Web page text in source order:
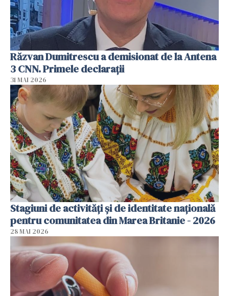
Răzvan Dumitrescu a demisionat de la Antena
3 CNN. Primele declarații
31 MAI 2026
Stagiuni de activități și de identitate națională
pentru comunitatea din Marea Britanie - 2026
28 MAI 2026